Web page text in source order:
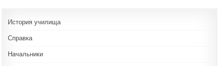
История училища
Справка
Начальники